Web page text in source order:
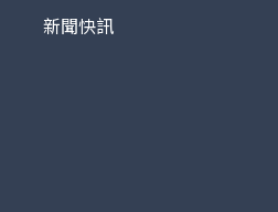
新聞快訊